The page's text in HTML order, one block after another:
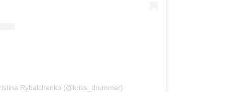
Rybalchenko (@kriss_drummer)